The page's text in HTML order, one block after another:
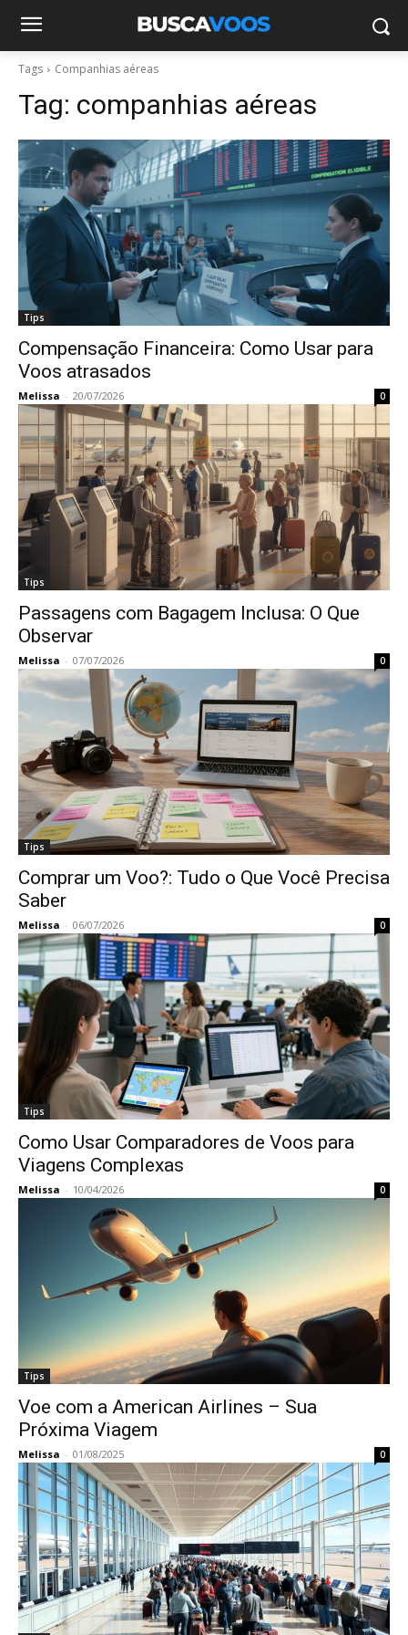
Tags Companhias aéreas
Tag: companhias aéreas
Tips
Compensação Financeira: Como Usar para
Voos atrasados
Melissa - 20/07/2026 0
Tips
Passagens com Bagagem Inclusa: O Que
Observar
Melissa - 07/07/2026 0
Tips
Comprar um Voo?: Tudo o Que Você Precisa
Saber
Melissa - 06/07/2026 0
Tips
Como Usar Comparadores de Voos para
Viagens Complexas
Melissa - 10/04/2026 0
Tips
Voe com a American Airlines – Sua
Próxima Viagem
Melissa - 01/08/2025 0